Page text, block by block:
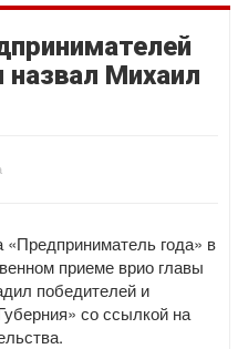
назвал Михаил
«Предприниматель года» в
приеме врио главы
победителей и
со ссылкой на